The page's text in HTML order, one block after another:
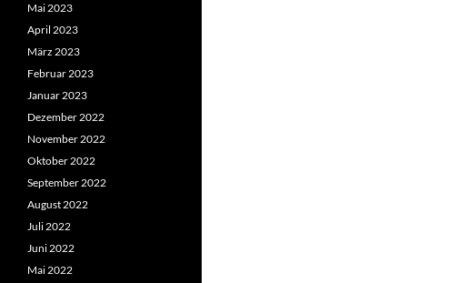
Mai 2023
April 2023
März 2023
Februar 2023
Januar 2023
Dezember 2022
November 2022
Oktober 2022
September 2022
August 2022
Juli 2022
Juni 2022
Mai 2022